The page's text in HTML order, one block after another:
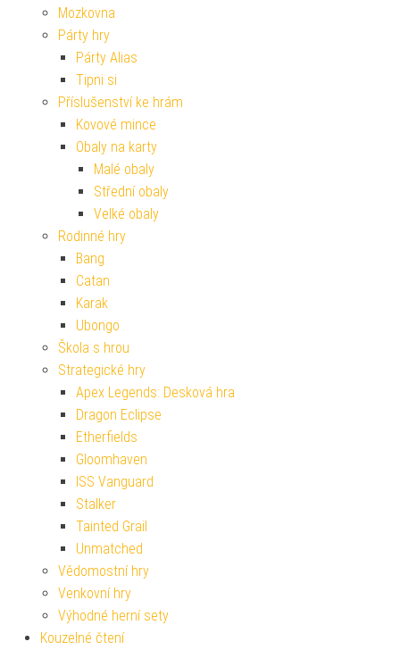
Mozkovna
Párty hry
Párty Alias
Tipni si
Příslušenství ke hrám
Kovové mince
Obaly na karty
Malé obaly
Střední obaly
Velké obaly
Rodinné hry
Bang
Catan
Karak
Ubongo
Škola s hrou
Strategické hry
Apex Legends: Desková hra
Dragon Eclipse
Etherfields
Gloomhaven
ISS Vanguard
Stalker
Tainted Grail
Unmatched
Vědomostní hry
Venkovní hry
Výhodné herní sety
Kouzelné čtení